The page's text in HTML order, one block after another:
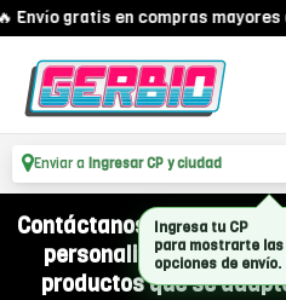
Envío gratis en compras mayores
Enviar a Ingresar CP y ciudad
Contáctanos por
personalizado para
productos que se